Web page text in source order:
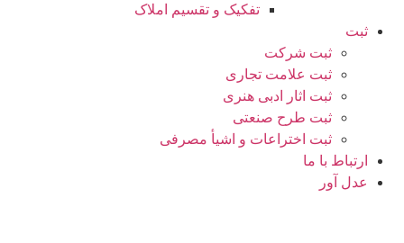
تفکیک و تقسیم املاک
ثبت
ثبت شرکت
ثبت علامت تجاری
ثبت اثار ادبی هنری
ثبت طرح صنعتی
ثبت اختراعات و اشیا‌ٔ مصرفی
ارتباط با ما
عدل آور